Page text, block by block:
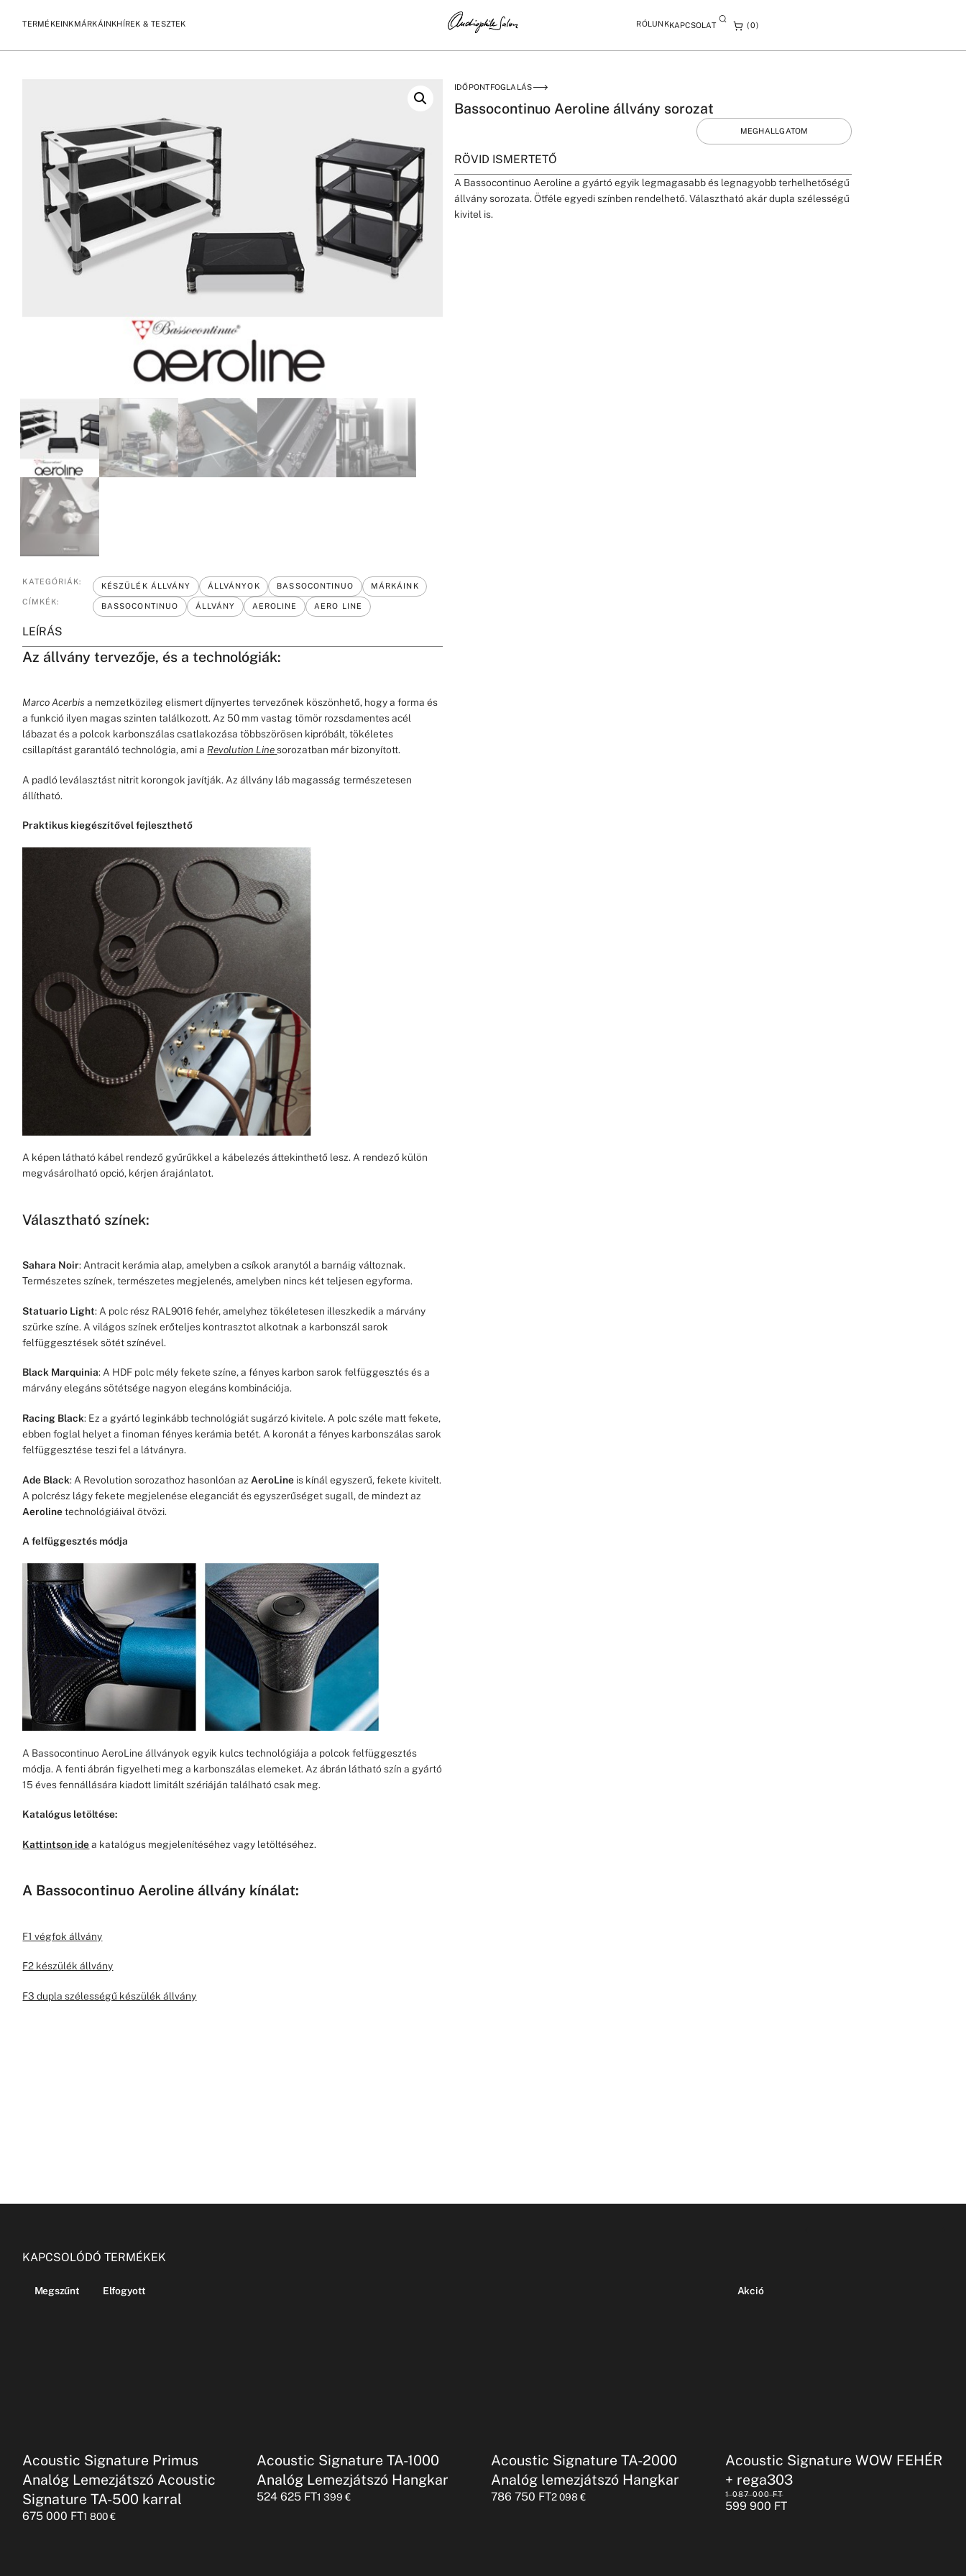
TERMÉKEINKMÁRKÁINKHÍREK & TESZTEK RÓLUNKKAPCSOLAT
0
KATEGÓRIÁK:
KÉSZÜLÉK ÁLLVÁNY ÁLLVÁNYOK BASSOCONTINUO
MÁRKÁINK
CÍMKÉK:
BASSOCONTINUO ÁLLVÁNY AEROLINE AERO LINE
LEÍRÁS
Az állvány tervezője, és a technológiák:
Marco Acerbis a nemzetközileg elismert díjnyertes tervezőnek köszönhető, hogy a forma és
a funkció ilyen magas szinten találkozott. Az 50 mm vastag tömör rozsdamentes acél
lábazat és a polcok karbonszálas csatlakozása többszörösen kipróbált, tökéletes
csillapítást garantáló technológia, ami a Revolution Line sorozatban már bizonyított.
A padló leválasztást nitrit korongok javítják. Az állvány láb magasság természetesen
állítható.
Praktikus kiegészítővel fejleszthető
A képen látható kábel rendező gyűrűkkel a kábelezés áttekinthető lesz. A rendező külön
megvásárolható opció, kérjen árajánlatot.
Választható színek:
Sahara Noir: Antracit kerámia alap, amelyben a csíkok aranytól a barnáig változnak.
Természetes színek, természetes megjelenés, amelyben nincs két teljesen egyforma.
Statuario Light: A polc rész RAL9016 fehér, amelyhez tökéletesen illeszkedik a márvány
szürke színe. A világos színek erőteljes kontrasztot alkotnak a karbonszál sarok
felfüggesztések sötét színével.
Black Marquinia: A HDF polc mély fekete színe, a fényes karbon sarok felfüggesztés és a
márvány elegáns sötétsége nagyon elegáns kombinációja.
Racing Black: Ez a gyártó leginkább technológiát sugárzó kivitele. A polc széle matt fekete,
ebben foglal helyet a finoman fényes kerámia betét. A koronát a fényes karbonszálas sarok
felfüggesztése teszi fel a látványra.
Ade Black: A Revolution sorozathoz hasonlóan az AeroLine is kínál egyszerű, fekete kivitelt.
A polcrész lágy fekete megjelenése eleganciát és egyszerűséget sugall, de mindezt az
Aerolinetechnológiáival ötvözi.
A felfüggesztés módja
A Bassocontinuo AeroLine állványok egyik kulcs technológiája a polcok felfüggesztés
módja. A fenti ábrán figyelheti meg a karbonszálas elemeket. Az ábrán látható szín a gyártó
15 éves fennállására kiadott limitált szériáján található csak meg.
Katalógus letöltése:
Kattintson idea katalógus megjelenítéséhez vagy letöltéséhez.
A Bassocontinuo Aeroline állvány kínálat:
F1 végfok állvány
F2 készülék állvány
F3 dupla szélességű készülék állvány
IDŐPONTFOGLALÁS
Bassocontinuo Aeroline állvány sorozat
MEGHALLGATOM
RÖVID ISMERTETŐ
A Bassocontinuo Aeroline a gyártó egyik legmagasabb és legnagyobb terhelhetőségű
állvány sorozata. Ötféle egyedi színben rendelhető. Választható akár dupla szélességű
kivitel is.
KAPCSOLÓDÓ TERMÉKEK
Megszűnt Elfogyott
Acoustic Signature Primus
Analóg Lemezjátszó Acoustic
Signature TA-500 karral
675 000 FT1 800€
Acoustic Signature TA-1000
Analóg Lemezjátszó Hangkar
524 625 FT1 399€
Acoustic Signature TA-2000
Analóg lemezjátszó Hangkar
786 750 FT2 098€
Akció
Acoustic Signature WOW FEHÉR
+ rega303
1 087 000FT
599 900 FT